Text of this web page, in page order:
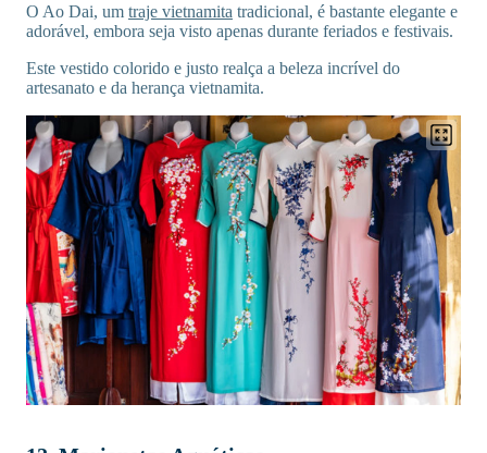
O Ao Dai, um traje vietnamita tradicional, é bastante elegante e
adorável, embora seja visto apenas durante feriados e festivais.
Este vestido colorido e justo realça a beleza incrível do
artesanato e da herança vietnamita.